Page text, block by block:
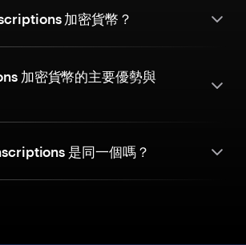
加密貨幣？
加密貨幣的主要優勢與
是同一個嗎？